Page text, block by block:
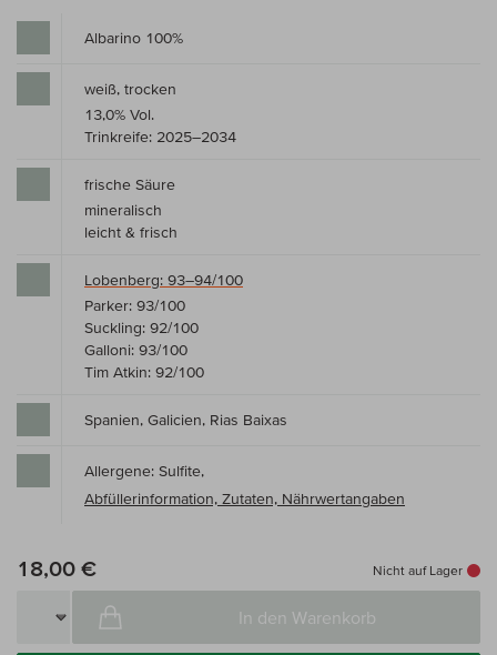
Albarino 100%
weiß, trocken
13,0% Vol.
Trinkreife: 2025–2034
frische Säure
mineralisch
leicht & frisch
Lobenberg: 93–94/100
Parker: 93/100
Suckling: 92/100
Galloni: 93/100
Tim Atkin: 92/100
Spanien, Galicien, Rias Baixas
Allergene: Sulfite,
Abfüllerinformation, Zutaten, Nährwertangaben
18,00 € Nicht auf Lager
In den Warenkorb